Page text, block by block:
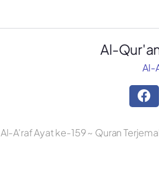
Al-
Al-
Al-A'raf Ayat ke-159 ~ Quran